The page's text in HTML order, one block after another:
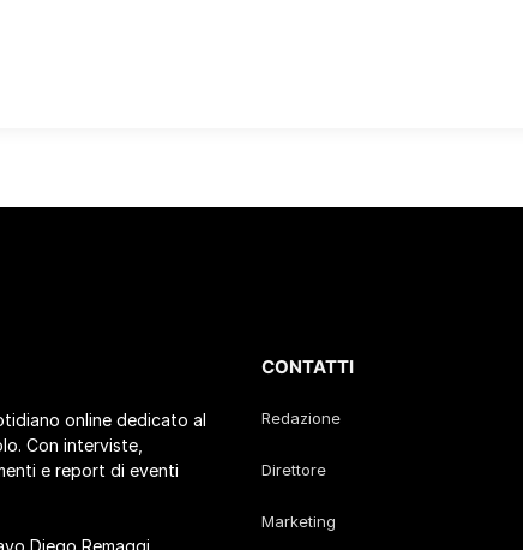
online dedicato al
Con interviste,
e report di eventi
CONTATTI
Redazione
Direttore
Marketing